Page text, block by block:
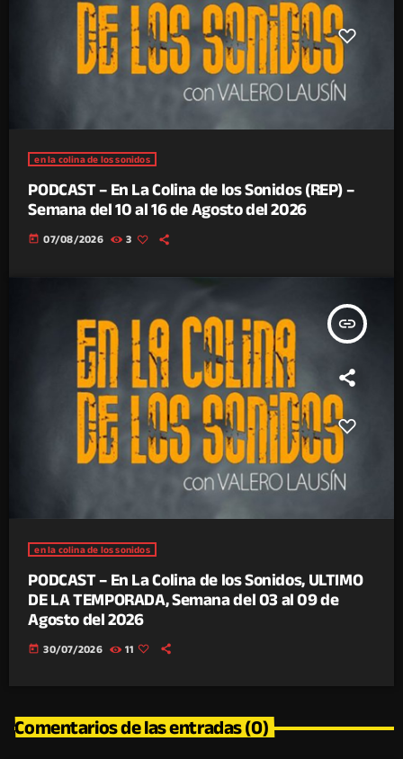
en la colina de los sonidos
PODCAST – En La Colina de los Sonidos (REP) –
Semana del 10 al 16 de Agosto del 2026
today 07/08/2026 3
insert_link
en la colina de los sonidos
PODCAST – En La Colina de los Sonidos, ULTIMO
DE LA TEMPORADA, Semana del 03 al 09 de
Agosto del 2026
today 30/07/2026 11
Comentarios de las entradas (0)